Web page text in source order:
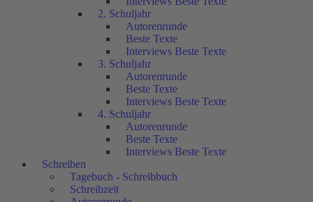
2. Schuljahr
Autorenrunde
Beste Texte
Interviews Beste Texte
3. Schuljahr
Autorenrunde
Beste Texte
Interviews Beste Texte
4. Schuljahr
Autorenrunde
Beste Texte
Interviews Beste Texte
Schreiben
Tagebuch - Schreibbuch
Schreibzeit